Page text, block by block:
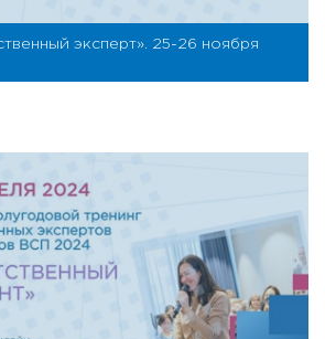
эксперт». 25-26 ноября